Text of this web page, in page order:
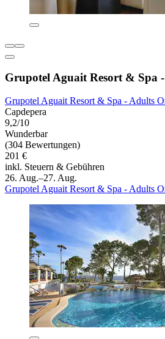
Grupotel Aguait Resort & Spa
Grupotel Aguait Resort & Spa - Adults
Capdepera
9,2/10
Wunderbar
(304 Bewertungen)
201 €
inkl. Steuern & Gebühren
26. Aug.–27. Aug.
Grupotel Aguait Resort & Spa - Adults